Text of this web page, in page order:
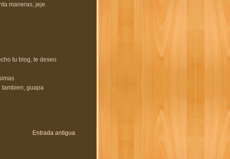
maneras, jeje.
tu blog, te deseo
tambien, guapa
Entrada antigua